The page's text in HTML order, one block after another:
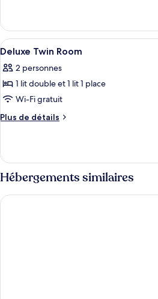
chambre :
Standard
Double
Room
le
type
de
Standard
Double
Afficher
toutes
les
photos
pour
ce
chambre :
Deluxe
Twin
Room
5
Deluxe Twin Room
2 personnes
1 lit double et 1 lit 1 place
Wi-Fi gratuit
Plus de détails
Plus
le
type
de
chambre
Deluxe
Hébergements similaires
Twins Hotel